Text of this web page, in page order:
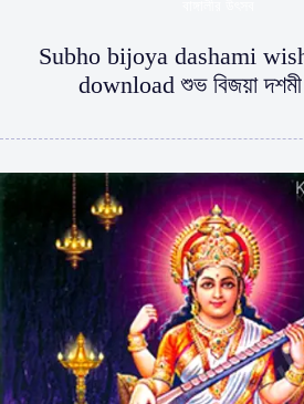
Subho bijoya dashami
download শুভ বিজয়া